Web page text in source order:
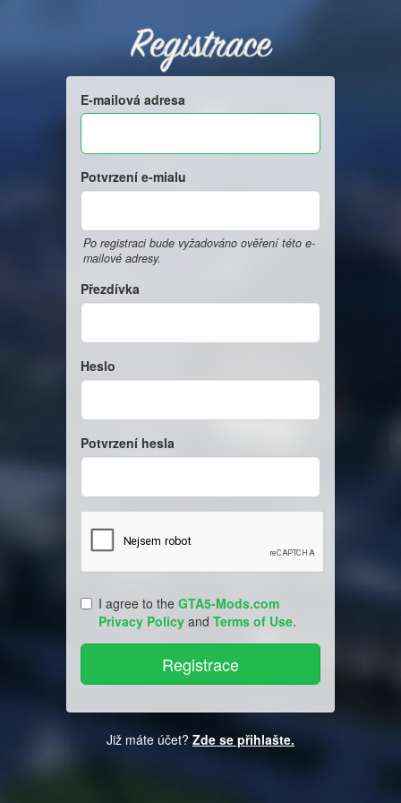
Registrace
E-mailová adresa
Potvrzení e-mialu
Po registraci bude vyžadováno ověření této e-
mailové adresy.
Přezdívka
Heslo
Potvrzení hesla
I agree to the GTA5-Mods.com
Privacy Policy and Terms of Use.
Již máte účet? Zde se přihlašte.